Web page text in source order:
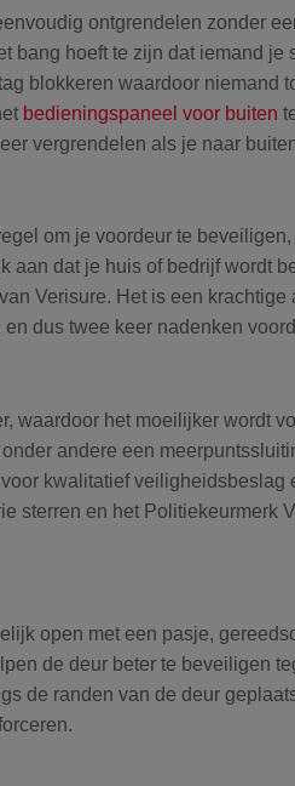
ontgrendelen zonder
bang hoeft te zijn dat iemand je
blokkeren waardoor niemand
bedieningspaneel voor buiten
vergrendelen als je naar
om je voordeur te
aan dat je huis of bedrijf wordt
Verisure. Het is een
dus twee keer nadenken
waardoor het moeilijker wordt
andere een
kwalitatief veiligheidsbeslag
sterren en het Politiekeurmerk
open met een pasje,
de deur beter te beveiligen
de randen van de deur